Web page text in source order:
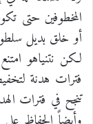
المخطوفين حتى
أو خلق بديل
لكن نتنياهو
فترات هدنة
تنجح في فترات